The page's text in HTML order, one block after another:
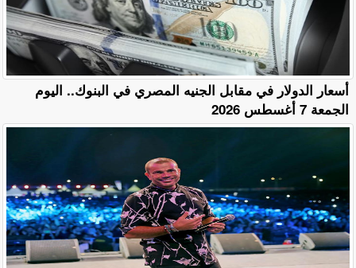
أسعار الدولار في مقابل الجنيه المصري في البنوك.. اليوم
الجمعة 7 أغسطس 2026